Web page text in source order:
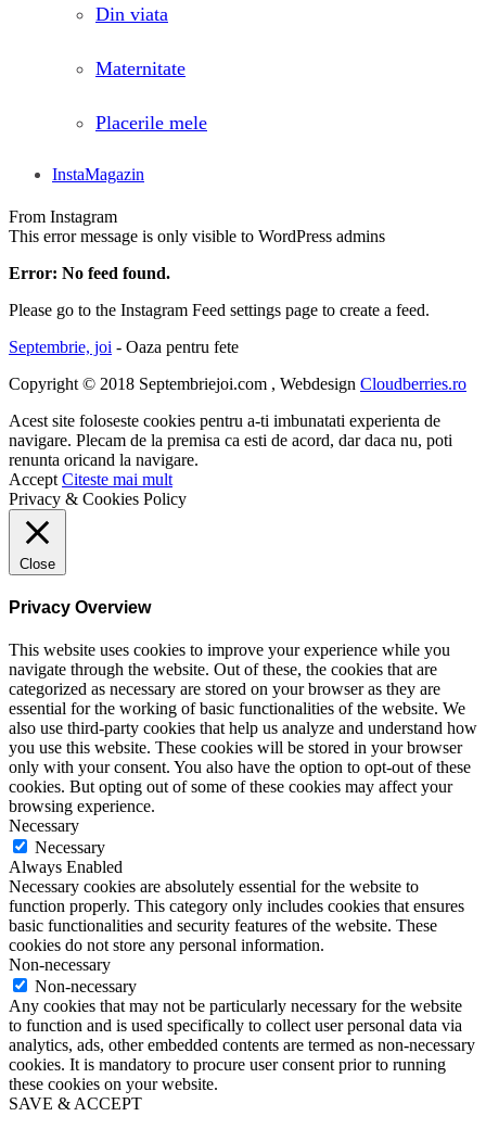
Din viata
Maternitate
Placerile mele
InstaMagazin
From Instagram
This error message is only visible to WordPress admins
Error: No feed found.
Please go to the Instagram Feed settings page to create a feed.
Septembrie, joi - Oaza pentru fete
Copyright © 2018 Septembriejoi.com , Webdesign Cloudberries.ro
Acest site foloseste cookies pentru a-ti imbunatati experienta de
navigare. Plecam de la premisa ca esti de acord, dar daca nu, poti
renunta oricand la navigare.
Accept Citeste mai mult
Privacy & Cookies Policy
Close
Privacy Overview
This website uses cookies to improve your experience while you
navigate through the website. Out of these, the cookies that are
categorized as necessary are stored on your browser as they are
essential for the working of basic functionalities of the website. We
also use third-party cookies that help us analyze and understand how
you use this website. These cookies will be stored in your browser
only with your consent. You also have the option to opt-out of these
cookies. But opting out of some of these cookies may affect your
browsing experience.
Necessary
Necessary
Always Enabled
Necessary cookies are absolutely essential for the website to
function properly. This category only includes cookies that ensures
basic functionalities and security features of the website. These
cookies do not store any personal information.
Non-necessary
Non-necessary
Any cookies that may not be particularly necessary for the website
to function and is used specifically to collect user personal data via
analytics, ads, other embedded contents are termed as non-necessary
cookies. It is mandatory to procure user consent prior to running
these cookies on your website.
SAVE & ACCEPT